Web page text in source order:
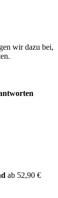
wir dazu bei,
ab 52,90 €